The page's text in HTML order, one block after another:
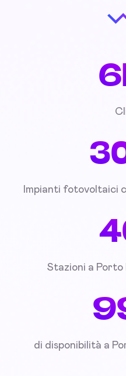
Impianti fotovoltaici
Stazioni a Porto
di disponibilità a